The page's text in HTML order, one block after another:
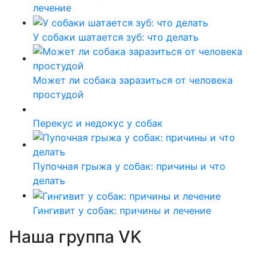
лечение
У собаки шатается зуб: что делать
Может ли собака заразиться от человека
простудой
Перекус и недокус у собак
Пупочная грыжа у собак: причины и что
делать
Гингивит у собак: причины и лечение
Наша группа VK